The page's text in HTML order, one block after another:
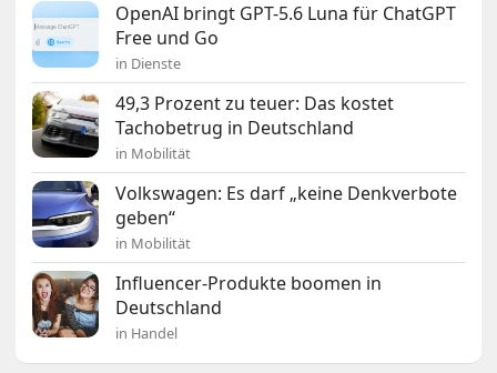
OpenAI bringt GPT-5.6 Luna für ChatGPT
Free und Go
in Dienste
49,3 Prozent zu teuer: Das kostet
Tachobetrug in Deutschland
in Mobilität
Volkswagen: Es darf „keine Denkverbote
geben“
in Mobilität
Influencer-Produkte boomen in
Deutschland
in Handel